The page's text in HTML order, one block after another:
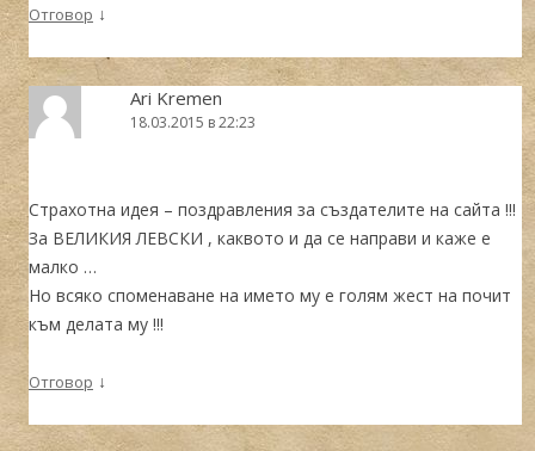
Отговор ↓
Аri Kremen
18.03.2015 в 22:23
Страхотна идея – поздравления за създателите на сайта !!!
За ВЕЛИКИЯ ЛЕВСКИ , каквото и да се направи и каже е
малко …
Но всяко споменаване на името му е голям жест на почит
към делата му !!!
Отговор ↓